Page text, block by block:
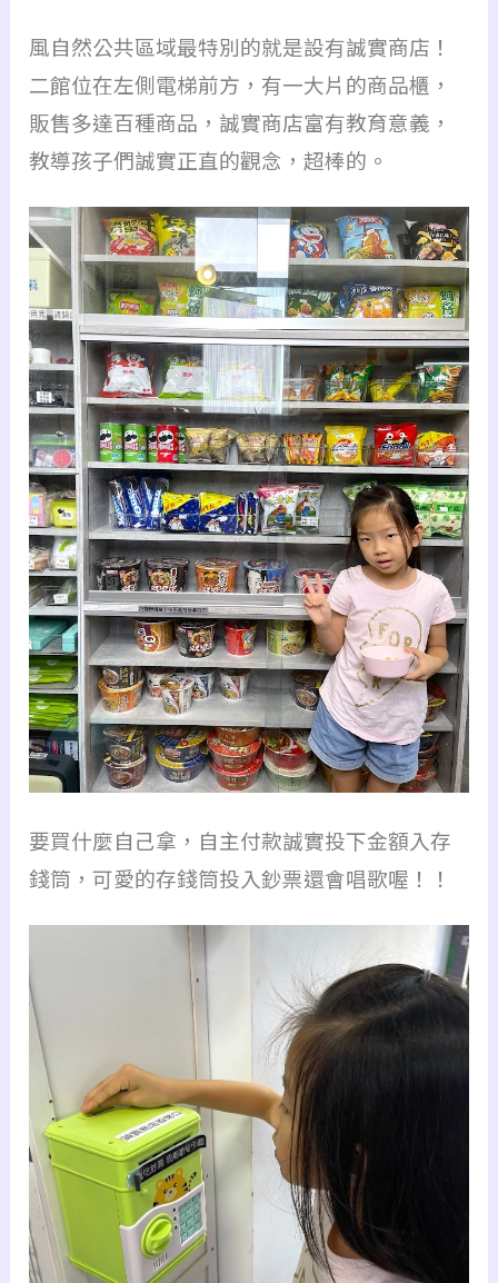
風自然公共區域最特別的就是設有誠實商店！
二館位在左側電梯前方，有一大片的商品櫃，
販售多達百種商品， 誠實商店富有教育意義，
教導孩子們誠實正直的觀念，超棒的。
要買什麼自己拿，自主付款誠實投下金額入存
錢筒，可愛的存錢筒投入鈔票還會唱歌喔！！